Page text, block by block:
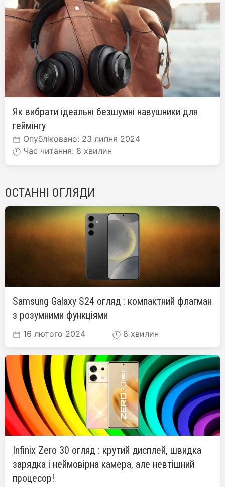
Як вибрати ідеальні безшумні навушники для
геймінгу
Опубліковано: 23 липня 2024
Час читання: 8 хвилин
ОСТАННІ ОГЛЯДИ
Samsung Galaxy S24 огляд : компактний флагман
з розумними функціями
16 лютого 2024 8 хвилин
Infinix Zero 30 огляд : крутий дисплей, швидка
зарядка і неймовірна камера, але невтішний
процесор!